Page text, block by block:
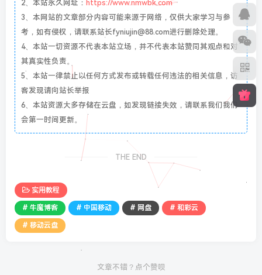
2、本站永久网址： https://www.nmwbk.com
3、本网站的文章部分内容可能来源于网络，仅供大家学习与参
考，如有侵权，请联系站长fyniujin@88.com进行删除处理。
4、本站一切资源不代表本站立场，并不代表本站赞同其观点和对
其真实性负责。
5、本站一律禁止以任何方式发布或转载任何违法的相关信息，访
客发现请向站长举报
6、本站资源大多存储在云盘，如发现链接失效，请联系我们我们
会第一时间更新。
THE END
实用教程
# 牛魔博客 # 中国移动 # 网盘 # 和彩云
# 移动云盘
文章不错？点个赞呗